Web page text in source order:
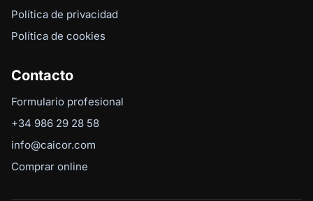
Política de privacidad
Política de cookies
Contacto
Formulario profesional
+34 986 29 28 58
info@caicor.com
Comprar online